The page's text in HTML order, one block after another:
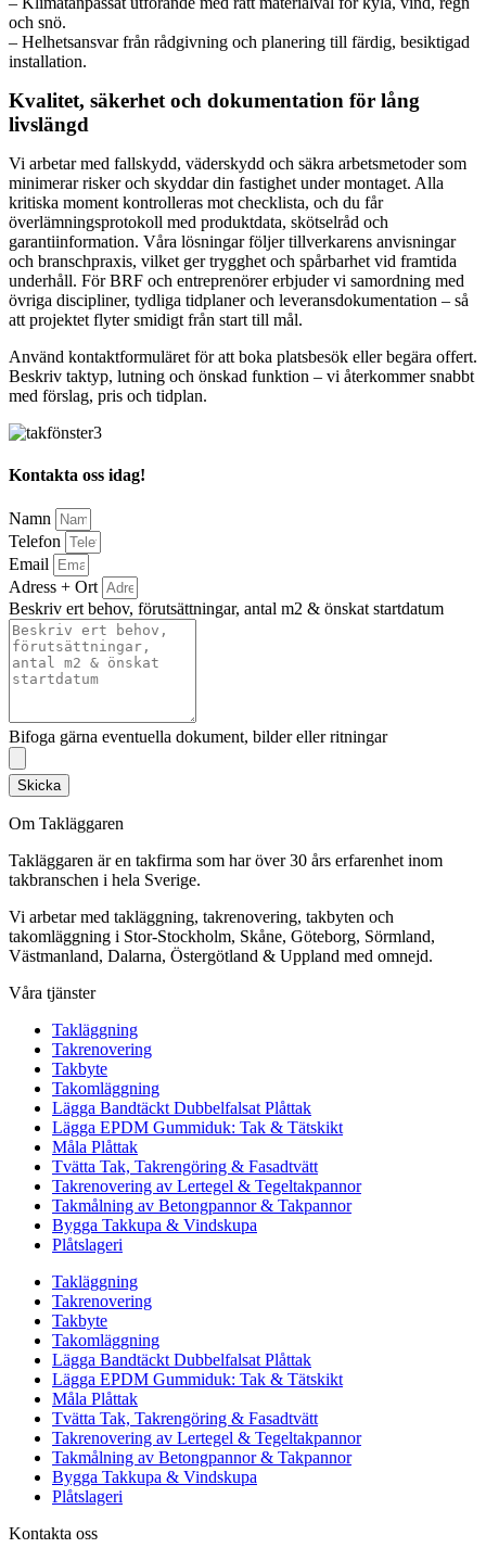
och snö.
– Helhetsansvar från rådgivning och planering till färdig, besiktigad
installation.
Kvalitet, säkerhet och dokumentation för lång
livslängd
Vi arbetar med fallskydd, väderskydd och säkra arbetsmetoder som
minimerar risker och skyddar din fastighet under montaget. Alla
kritiska moment kontrolleras mot checklista, och du får
överlämningsprotokoll med produktdata, skötselråd och
garantiinformation. Våra lösningar följer tillverkarens anvisningar
och branschpraxis, vilket ger trygghet och spårbarhet vid framtida
underhåll. För BRF och entreprenörer erbjuder vi samordning med
övriga discipliner, tydliga tidplaner och leveransdokumentation – så
att projektet flyter smidigt från start till mål.
Använd kontaktformuläret för att boka platsbesök eller begära offert.
Beskriv taktyp, lutning och önskad funktion – vi återkommer snabbt
med förslag, pris och tidplan.
Kontakta oss idag!
Namn
Telefon
Email
Adress + Ort
Beskriv ert behov, förutsättningar, antal m2 & önskat startdatum
Bifoga gärna eventuella dokument, bilder eller ritningar
Skicka
Om Takläggaren
Takläggaren är en takfirma som har över 30 års erfarenhet inom
takbranschen i hela Sverige.
Vi arbetar med takläggning, takrenovering, takbyten och
takomläggning i Stor-Stockholm, Skåne, Göteborg, Sörmland,
Västmanland, Dalarna, Östergötland & Uppland med omnejd.
Våra tjänster
Takläggning
Takrenovering
Takbyte
Takomläggning
Lägga Bandtäckt Dubbelfalsat Plåttak
Lägga EPDM Gummiduk: Tak & Tätskikt
Måla Plåttak
Tvätta Tak, Takrengöring & Fasadtvätt
Takrenovering av Lertegel & Tegeltakpannor
Takmålning av Betongpannor & Takpannor
Bygga Takkupa & Vindskupa
Plåtslageri
Takläggning
Takrenovering
Takbyte
Takomläggning
Lägga Bandtäckt Dubbelfalsat Plåttak
Lägga EPDM Gummiduk: Tak & Tätskikt
Måla Plåttak
Tvätta Tak, Takrengöring & Fasadtvätt
Takrenovering av Lertegel & Tegeltakpannor
Takmålning av Betongpannor & Takpannor
Bygga Takkupa & Vindskupa
Plåtslageri
Kontakta oss